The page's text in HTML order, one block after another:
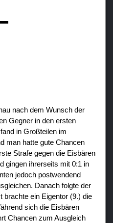
nach dem Wunsch der
Gegner in den ersten
in Großteilen im
man hatte gute Chancen
Strafe gegen die Eisbären
gingen ihrerseits mit 0:1 in
jedoch postwendend
Danach folgte der
brachte ein Eigentor (9.) die
sich die Eisbären
Chancen zum Ausgleich